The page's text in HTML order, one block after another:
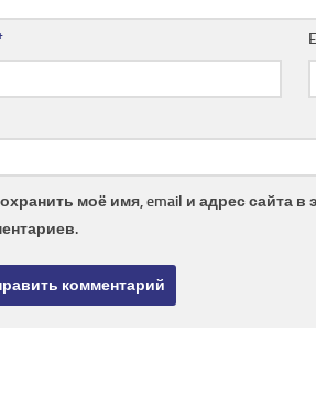
моё имя, email и адрес сайта